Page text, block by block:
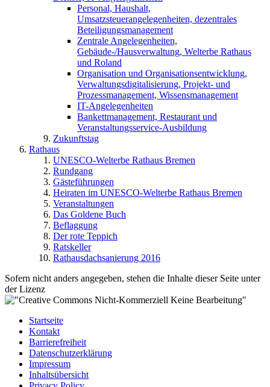
Personal, Haushalt,
Umsatzsteuerangelegenheiten, dezentrales
Beteiligungsmanagement
Zentrale Angelegenheiten,
Gebäude-/Hausverwaltung, Welterbe Rathaus
und Roland
Organisation und Organisationsentwicklung,
Verwaltungsdigitalisierung, Projekt- und
Prozessmanagement, Wissensmanagement
IT-Angelegenheiten
Bankettmanagement, Restaurant und
Veranstaltungsservice-Ausbildung
Zukunftstag
Rathaus
UNESCO-Welterbe Rathaus Bremen
Rundgang
Gästeführungen
Heiraten im UNESCO-Welterbe Rathaus Bremen
Veranstaltungen
Das Goldene Buch
Beflaggung
Der rote Teppich
Ratskeller
Rathausdachsanierung 2016
Sofern nicht anders angegeben, stehen die Inhalte dieser Seite unter
der Lizenz
Startseite
Kontakt
Barrierefreiheit
Datenschutzerklärung
Impressum
Inhaltsübersicht